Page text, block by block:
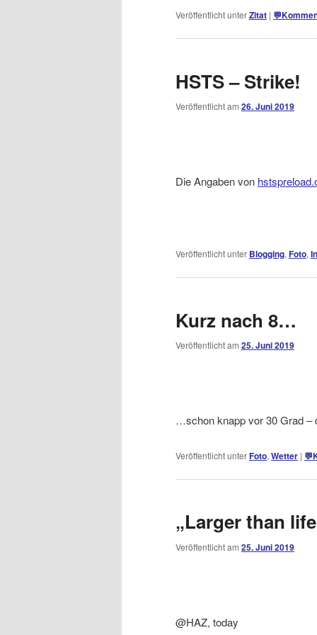
Veröffentlicht unterZitat | 💬
HSTS – Strike!
Veröffentlicht am 26. Juni 2019
Die Angaben von
Veröffentlicht unter Blogging, Foto,
Kurz nach 8…
Veröffentlicht am 25. Juni 2019
…schon knapp vor 30 Grad –
Veröffentlicht unterFoto, Wetter | 💬
„Larger than
Veröffentlicht am 25. Juni 2019
@HAZ, today